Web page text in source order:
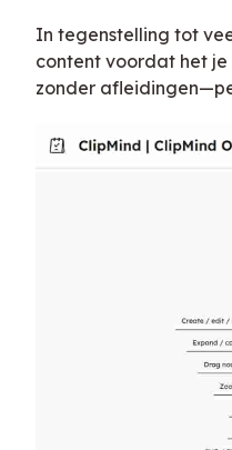
In tegenstelling tot
content voordat het
zonder